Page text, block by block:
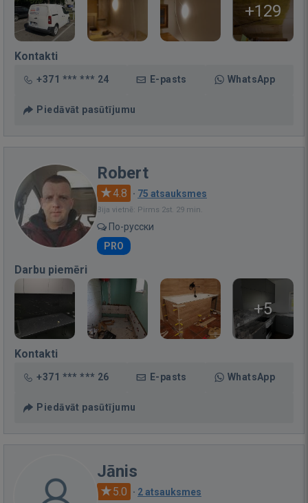
+129
Kontakti
+371 *** *** 24 E-pasts WhatsApp
Piedāvāt pasūtījumu
Robert
4.8 · 75 atsauksmes
Bija vietnē: Pirms 2st. 29 min.
По-русски
PRO
Darbu piemēri
+5
Kontakti
+371 *** *** 26 E-pasts WhatsApp
Piedāvāt pasūtījumu
Jānis
5.0 · 2 atsauksmes